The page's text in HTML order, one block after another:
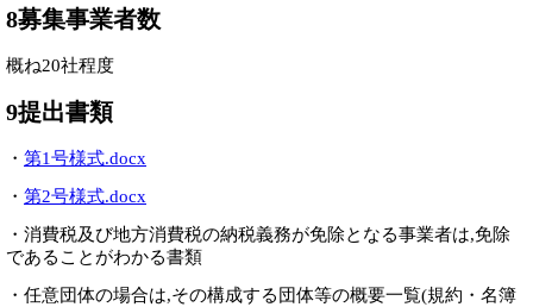
8募集事業者数
概ね20社程度
9提出書類
・ 第1号様式.docx
・ 第2号様式.docx
・消費税及び地方消費税の納税義務が免除となる事業者は,免除
であることがわかる書類
・任意団体の場合は,その構成する団体等の概要一覧(規約・名簿